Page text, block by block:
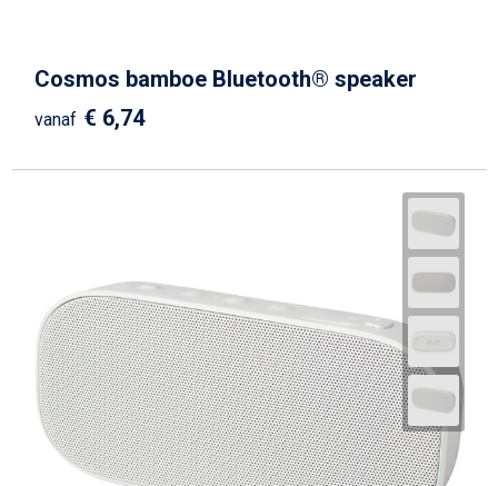
Cosmos bamboe Bluetooth® speaker
vanaf € 6,74